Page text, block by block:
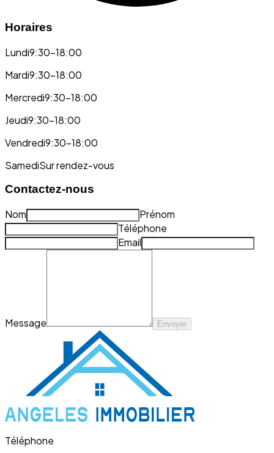
Horaires
Lundi9:30-18:00
Mardi9:30-18:00
Mercredi9:30-18:00
Jeudi9:30-18:00
Vendredi9:30-18:00
SamediSur rendez-vous
Contactez-nous
Nom
Prénom
Téléphone
Email
Message Envoyer
Téléphone